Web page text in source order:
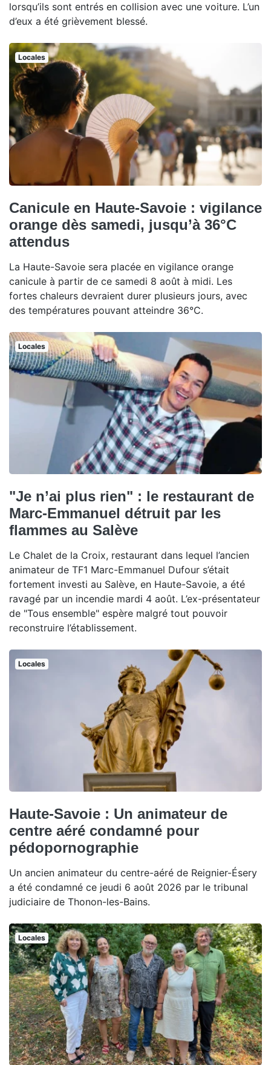
lorsqu’ils sont entrés en collision avec une voiture. L’un
d’eux a été grièvement blessé.
Locales
Canicule en Haute-Savoie : vigilance
orange dès samedi, jusqu’à 36°C
attendus
La Haute-Savoie sera placée en vigilance orange
canicule à partir de ce samedi 8 août à midi. Les
fortes chaleurs devraient durer plusieurs jours, avec
des températures pouvant atteindre 36°C.
Locales
"Je n’ai plus rien" : le restaurant de
Marc-Emmanuel détruit par les
flammes au Salève
Le Chalet de la Croix, restaurant dans lequel l’ancien
animateur de TF1 Marc-Emmanuel Dufour s’était
fortement investi au Salève, en Haute-Savoie, a été
ravagé par un incendie mardi 4 août. L’ex-présentateur
de "Tous ensemble" espère malgré tout pouvoir
reconstruire l’établissement.
Locales
Haute-Savoie : Un animateur de
centre aéré condamné pour
pédopornographie
Un ancien animateur du centre-aéré de Reignier-Ésery
a été condamné ce jeudi 6 août 2026 par le tribunal
judiciaire de Thonon-les-Bains.
Locales